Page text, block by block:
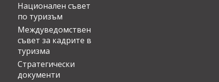
Национален съвет
по туризъм
Междуведомствен
съвет за кадрите в
туризма
Стратегически
документи